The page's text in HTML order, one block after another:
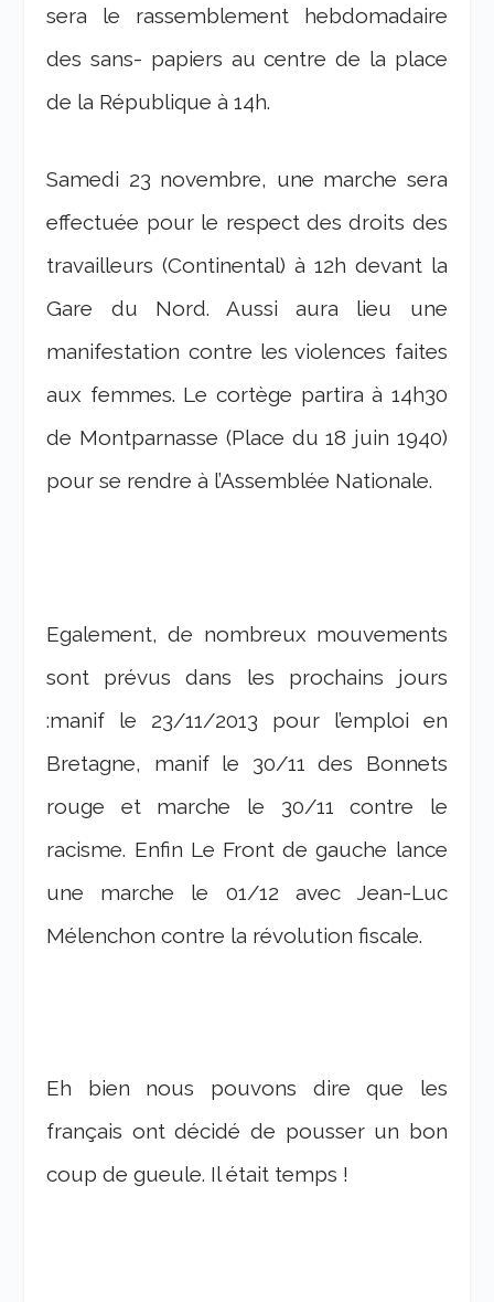
sera le rassemblement hebdomadaire
des sans- papiers au centre de la place
de la République à 14h.
Samedi 23 novembre, une marche sera
effectuée pour le respect des droits des
travailleurs (Continental) à 12h devant la
Gare du Nord. Aussi aura lieu une
manifestation contre les violences faites
aux femmes. Le cortège partira à 14h30
de Montparnasse (Place du 18 juin 1940)
pour se rendre à l’Assemblée Nationale.
Egalement, de nombreux mouvements
sont prévus dans les prochains jours
:manif le 23/11/2013 pour l’emploi en
Bretagne, manif le 30/11 des Bonnets
rouge et marche le 30/11 contre le
racisme. Enfin Le Front de gauche lance
une marche le 01/12 avec Jean-Luc
Mélenchon contre la révolution fiscale.
Eh bien nous pouvons dire que les
français ont décidé de pousser un bon
coup de gueule. Il était temps !